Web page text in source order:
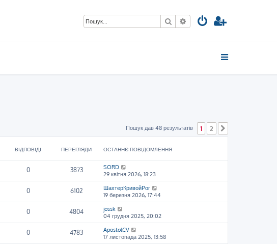
ПошукРозширений пошук
Пошук дав 48 результатів 1 2
ВІДПОВІДІ ПЕРЕГЛЯДИ ОСТАННЄ ПОВІДОМЛЕННЯ
0 3873
SORD
29 квітня 2026, 18:23
0 6102
ШахтерКривойРог
19 березня 2026, 17:44
0 4804
jossk
04 грудня 2025, 20:02
0 4783
ApostolCV
17 листопада 2025, 13:58